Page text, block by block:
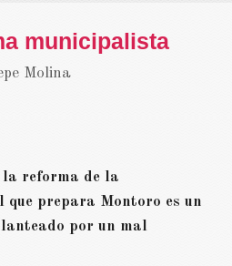
municipalista
Molina
la reforma de la
prepara Montoro es un
por un mal